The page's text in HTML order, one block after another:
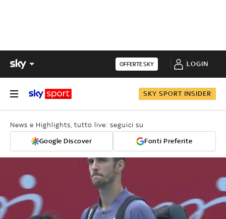
OFFERTE SKY LOGIN
SKY SPORT INSIDER
News e Highlights, tutto live: seguici su
Google Discover Fonti Preferite